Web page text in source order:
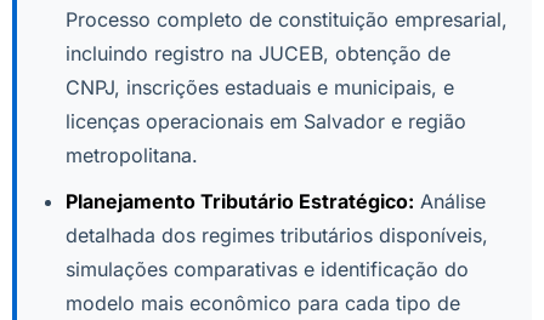
Processo completo de constituição empresarial,
incluindo registro na JUCEB, obtenção de
CNPJ, inscrições estaduais e municipais, e
licenças operacionais em Salvador e região
metropolitana.
Planejamento Tributário Estratégico: Análise
detalhada dos regimes tributários disponíveis,
simulações comparativas e identificação do
modelo mais econômico para cada tipo de